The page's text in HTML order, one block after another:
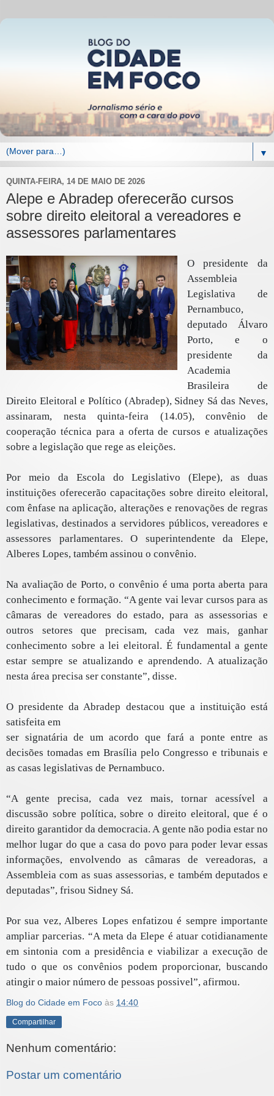
▼
QUINTA-FEIRA, 14 DE MAIO DE 2026
Alepe e Abradep oferecerão cursos
sobre direito eleitoral a vereadores e
assessores parlamentares
O presidente da
Assembleia
Legislativa de
Pernambuco,
deputado Álvaro
Porto, e o
presidente da
Academia
Brasileira de
Direito Eleitoral e Político (Abradep), Sidney Sá das Neves,
assinaram, nesta quinta-feira (14.05), convênio de
cooperação técnica para a oferta de cursos e atualizações
sobre a legislação que rege as eleições.
Por meio da Escola do Legislativo (Elepe), as duas
instituições oferecerão capacitações sobre direito eleitoral,
com ênfase na aplicação, alterações e renovações de regras
legislativas, destinados a servidores públicos, vereadores e
assessores parlamentares. O superintendente da Elepe,
Alberes Lopes, também assinou o convênio.
Na avaliação de Porto, o convênio é uma porta aberta para
conhecimento e formação. “A gente vai levar cursos para as
câmaras de vereadores do estado, para as assessorias e
outros setores que precisam, cada vez mais, ganhar
conhecimento sobre a lei eleitoral. É fundamental a gente
estar sempre se atualizando e aprendendo. A atualização
nesta área precisa ser constante”, disse.
O presidente da Abradep destacou que a instituição está
satisfeita em
ser signatária de um acordo que fará a ponte entre as
decisões tomadas em Brasília pelo Congresso e tribunais e
as casas legislativas de Pernambuco.
“A gente precisa, cada vez mais, tornar acessível a
discussão sobre política, sobre o direito eleitoral, que é o
direito garantidor da democracia. A gente não podia estar no
melhor lugar do que a casa do povo para poder levar essas
informações, envolvendo as câmaras de vereadoras, a
Assembleia com as suas assessorias, e também deputados e
deputadas”, frisou Sidney Sá.
Por sua vez, Alberes Lopes enfatizou é sempre importante
ampliar parcerias. “A meta da Elepe é atuar cotidianamente
em sintonia com a presidência e viabilizar a execução de
tudo o que os convênios podem proporcionar, buscando
atingir o maior número de pessoas possivel”, afirmou.
Blog do Cidade em Foco às 14:40
Compartilhar
Nenhum comentário:
Postar um comentário